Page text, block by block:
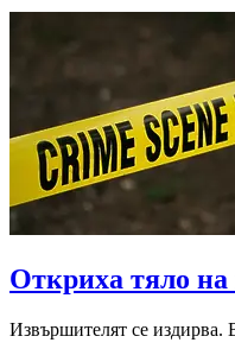
Откриха тяло
Извършителят се издирва.